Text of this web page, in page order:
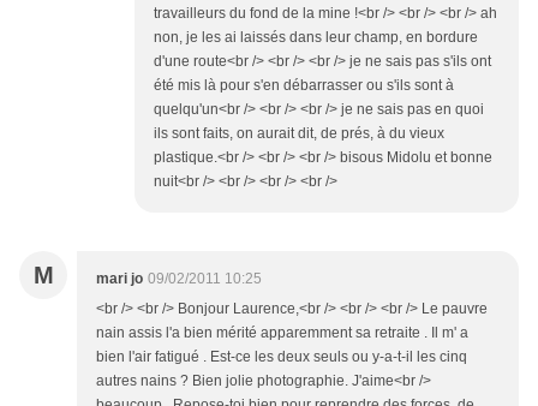
travailleurs du fond de la mine !<br /> <br /> <br /> ah
non, je les ai laissés dans leur champ, en bordure
d'une route<br /> <br /> <br /> je ne sais pas s'ils ont
été mis là pour s'en débarrasser ou s'ils sont à
quelqu'un<br /> <br /> <br /> je ne sais pas en quoi
ils sont faits, on aurait dit, de prés, à du vieux
plastique.<br /> <br /> <br /> bisous Midolu et bonne
nuit<br /> <br /> <br /> <br />
M mari jo 09/02/2011 10:25
<br /> <br /> Bonjour Laurence,<br /> <br /> <br /> Le pauvre
nain assis l'a bien mérité apparemment sa retraite . Il m' a
bien l'air fatigué . Est-ce les deux seuls ou y-a-t-il les cinq
autres nains ? Bien jolie photographie. J'aime<br />